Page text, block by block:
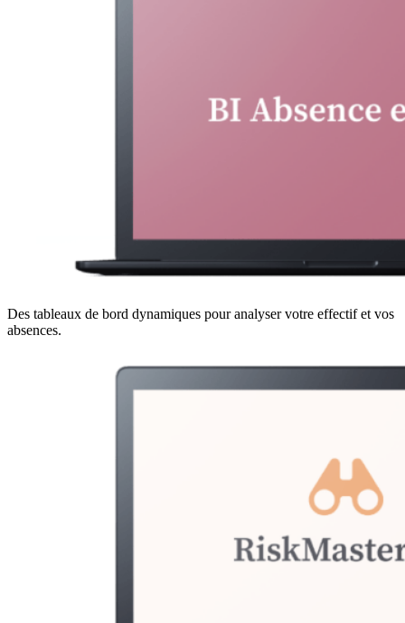
Des tableaux de bord dynamiques pour analyser votre effectif et vos
absences.